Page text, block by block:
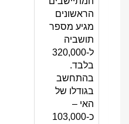
הראשונים
מגיע מספר
תושביה
ל-320,000
בלבד.
בהתחשב
בגודלו של
האי –
כ-103,000